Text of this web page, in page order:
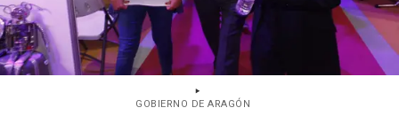
GOBIERNO DE ARAGÓN